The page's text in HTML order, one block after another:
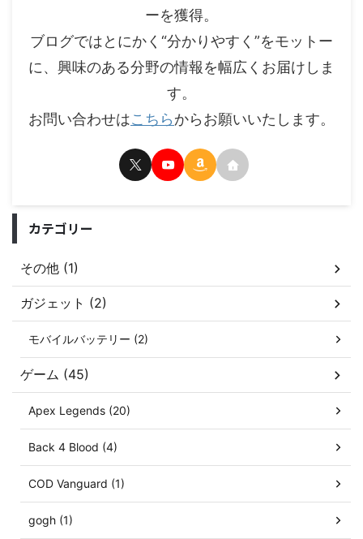
ーを獲得。
ブログではとにかく“分かりやすく”をモットー
に、興味のある分野の情報を幅広くお届けしま
す。
お問い合わせはこちらからお願いいたします。
カテゴリー
その他 (1)
ガジェット (2)
モバイルバッテリー (2)
ゲーム (45)
Apex Legends (20)
Back 4 Blood (4)
COD Vanguard (1)
gogh (1)